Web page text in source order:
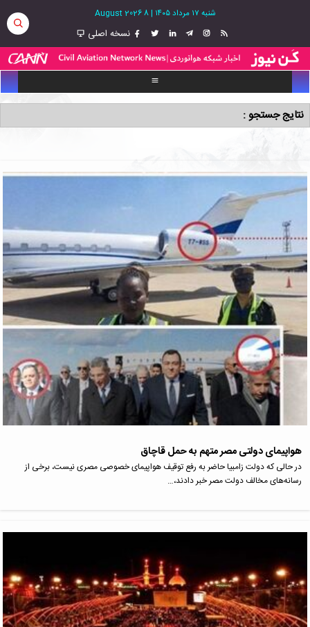
شنبه ۱۷ مرداد ۱۴۰۵ |
8 August 2026
نسخه اصلی
نتایج جستجو :
هواپیمای دولتی مصر متهم به حمل قاچاق
در حالی که دولت زامبیا حاضر به رفع توقیف هواپیمای خصوصی مصری نیست، برخی از
رسانه‌های مخالف دولت مصر خبر دادند،…